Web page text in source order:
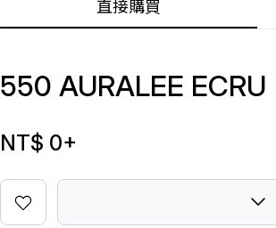
直接購買
550 AURALEE ECRU
NT$ 0+